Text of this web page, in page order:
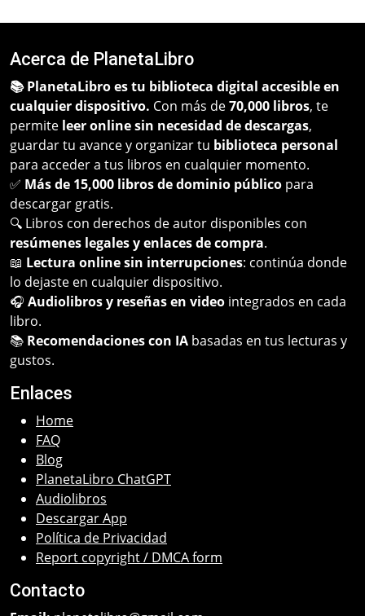
Acerca de PlanetaLibro
📚 PlanetaLibro es tu biblioteca digital accesible en
cualquier dispositivo. Con más de70,000 libros, te
permite leer online sin necesidad de descargas,
guardar tu avance y organizar tu biblioteca personal
para acceder a tus libros en cualquier momento.
✅ Más de 15,000 libros de dominio público para
descargar gratis.
🔍 Libros con derechos de autor disponibles con
resúmenes legales y enlaces de compra.
📖 Lectura online sin interrupciones: continúa donde
lo dejaste en cualquier dispositivo.
🎧 Audiolibros y reseñas en video integrados en cada
libro.
📚 Recomendaciones con IA basadas en tus lecturas y
gustos.
Enlaces
Home
FAQ
Blog
PlanetaLibro ChatGPT
Audiolibros
Descargar App
Política de Privacidad
Report copyright / DMCA form
Contacto